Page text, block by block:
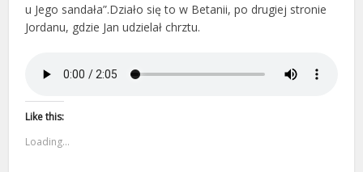
u Jego sandała”.Działo się to w Betanii, po drugiej stronie
Jordanu, gdzie Jan udzielał chrztu.
Like this:
Loading...